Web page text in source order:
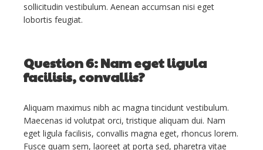
sollicitudin vestibulum. Aenean accumsan nisi eget
lobortis feugiat.
Question 6: Nam eget ligula
facilisis, convallis?
Aliquam maximus nibh ac magna tincidunt vestibulum.
Maecenas id volutpat orci, tristique aliquam dui. Nam
eget ligula facilisis, convallis magna eget, rhoncus lorem.
Fusce quam sem, laoreet at porta sed, pharetra vitae